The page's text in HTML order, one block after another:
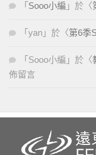
「 Sooo小編 」於〈
「 yan 」於〈第6季
「 Sooo小編 」於〈
佈留言